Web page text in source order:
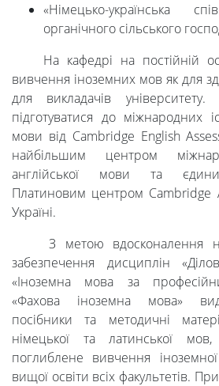
Ресурси
та
сервіси
Науковий
ліцей
«Німецько-українська
органічного сільського
На кафедрі на постійній
вивчення іноземних мов як для
для викладачів
підготуватися до міжнародних
мови від Cambridge English
найбільшим центром
англійської мови та
Платиновим центром Cambridge
Україні.
З метою вдосконалення
забезпечення дисциплін
«Іноземна мова за
«Фахова іноземна мова»
посібники та методичні
німецької та латинської
поглиблене вивчення
вищої освіти всіх факультетів.